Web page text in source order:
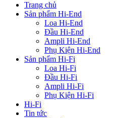
Trang chủ
Sản phẩm Hi-End
Loa Hi-End
Đầu Hi-End
Ampli Hi-End
Phụ Kiện Hi-End
Sản phẩm Hi-Fi
Loa Hi-Fi
Đầu Hi-Fi
Ampli Hi-Fi
Phụ Kiện Hi-Fi
Hi-Fi
Tin tức